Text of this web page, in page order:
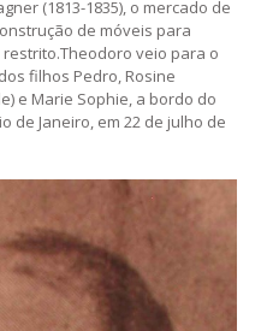
(1813-1835), o mercado de
de móveis para
veio para o
filhos Pedro, Rosine
e Marie Sophie, a bordo do
de Janeiro, em 22 de julho de